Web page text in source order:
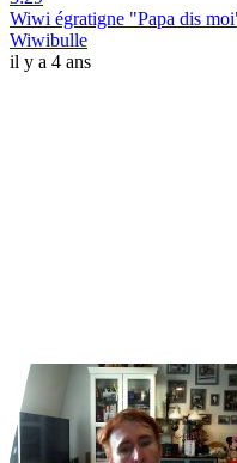
Wiwi égratigne "Papa dis
Wiwibulle
il y a 4 ans